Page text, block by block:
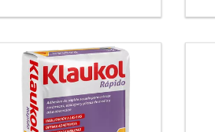
ABSORCIÓN.